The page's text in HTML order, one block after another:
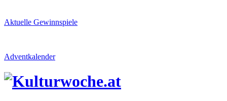
Aktuelle Gewinnspiele
Adventkalender